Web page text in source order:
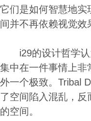
它们是如何智慧地实
间并不再依赖视觉
i29的设计哲学认
集中在一件事情上非
外一个极致。Tribal
了空间陷入混乱，
的空间。